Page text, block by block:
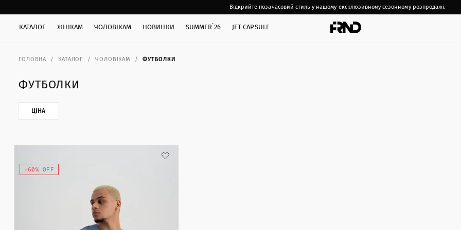
Відкрийте позачасовий стиль у нашому ексклюзивному сезонному розпродажі.
КАТАЛОГ ЖІНКАМ ЧОЛОВІКАМ НОВИНКИ SUMMER`26 JET CAPSULE
ГОЛОВНА КАТАЛОГ ЧОЛОВІКАМ ФУТБОЛКИ
ФУТБОЛКИ
ЦІНА
-60% OFF